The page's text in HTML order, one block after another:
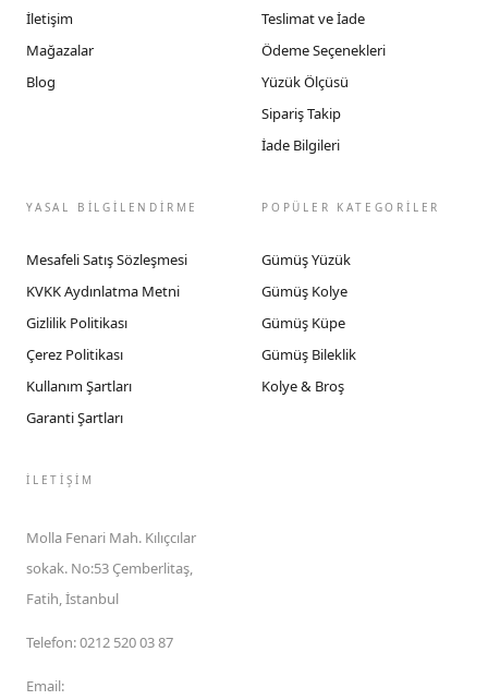
İletişim
Mağazalar
Blog
Teslimat ve İade
Ödeme Seçenekleri
Yüzük Ölçüsü
Sipariş Takip
İade Bilgileri
YASAL BİLGİLENDİRME
Mesafeli Satış Sözleşmesi
KVKK Aydınlatma Metni
Gizlilik Politikası
Çerez Politikası
Kullanım Şartları
Garanti Şartları
POPÜLER KATEGORİLER
Gümüş Yüzük
Gümüş Kolye
Gümüş Küpe
Gümüş Bileklik
Kolye & Broş
İLETIŞIM
Molla Fenari Mah. Kılıçcılar
sokak. No:53 Çemberlitaş,
Fatih, İstanbul
Telefon:0212 520 03 87
Email: